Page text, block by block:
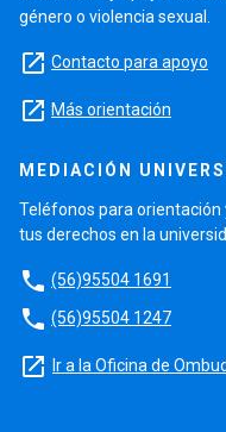
género o violencia sexual.
launch Contacto para apoyo
launch Más orientación
MEDIACIÓN
Teléfonos para orientación
tus derechos en la
phone (56)95504 1691
phone (56)95504 1247
launch Ir a la Oficina de